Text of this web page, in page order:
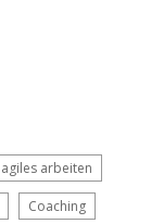
agiles arbeiten
Coaching